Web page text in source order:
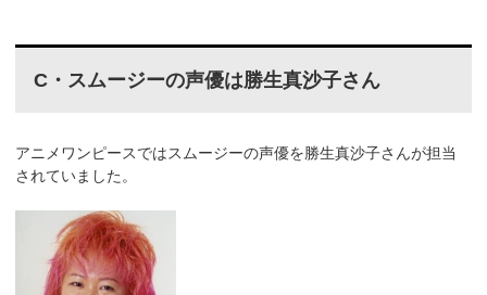
C・スムージーの声優は勝生真沙子さん
アニメワンピースではスムージーの声優を勝生真沙子さんが担当
されていました。